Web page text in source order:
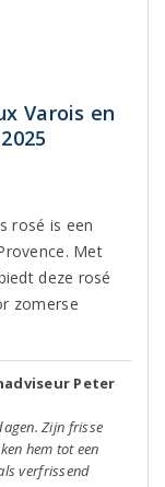
Varois en
rosé is een
Met
deze rosé
zomerse
Peter
Zijn frisse
hem tot een
verfrissend